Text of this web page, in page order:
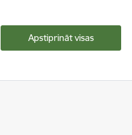
Apstiprināt visas